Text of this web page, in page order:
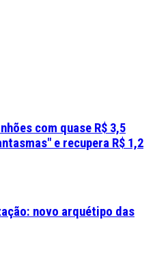
com quase R$ 3,5
e recupera R$ 1,2
novo arquétipo das